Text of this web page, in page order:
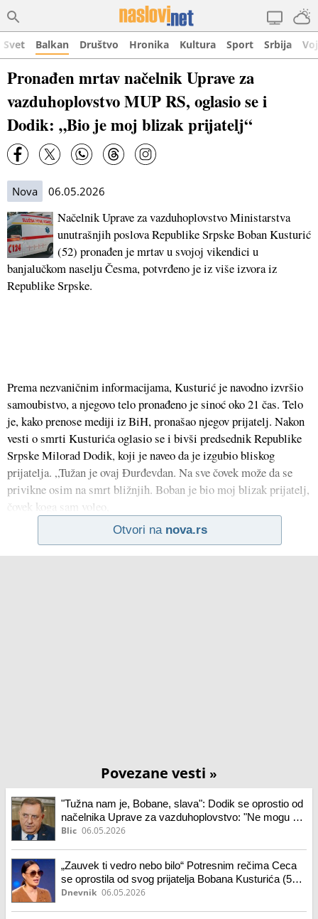
Svet Balkan Društvo Hronika Kultura Sport Srbija
Pronađen mrtav načelnik Uprave za
vazduhoplovstvo MUP RS, oglasio se i
Dodik: „Bio je moj blizak prijatelj“
Nova 06.05.2026
Načelnik Uprave za vazduhoplovstvo Ministarstva
unutrašnjih poslova Republike Srpske Boban Kusturić
(52) pronađen je mrtav u svojoj vikendici u
banjalučkom naselju Česma, potvrđeno je iz više izvora iz
Republike Srpske.
Prema nezvaničnim informacijama, Kusturić je navodno izvršio
samoubistvo, a njegovo telo pronađeno je sinoć oko 21 čas. Telo
je, kako prenose mediji iz BiH, pronašao njegov prijatelj. Nakon
vesti o smrti Kusturića oglasio se i bivši predsednik Republike
Srpske Milorad Dodik, koji je naveo da je izgubio bliskog
prijatelja. „Tužan je ovaj Đurđevdan. Na sve čovek može da se
privikne osim na smrt bližnjih. Boban je bio moj blizak prijatelj,
čovek koga sam voleo,
Otvori na nova.rs
Povezane vesti »
"Tužna nam je, Bobane, slava": Dodik se oprostio od
načelnika Uprave za vazduhoplovstvo: "Ne mogu da
se naviknem na smrt bližnjih"
Blic 06.05.2026
„Zauvek ti vedro nebo bilo“ Potresnim rečima Ceca
se oprostila od svog prijatelja Bobana Kusturića (52)
koji je juče pronađen mrtav
Dnevnik 06.05.2026